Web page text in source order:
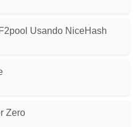
Usando NiceHash
Zero